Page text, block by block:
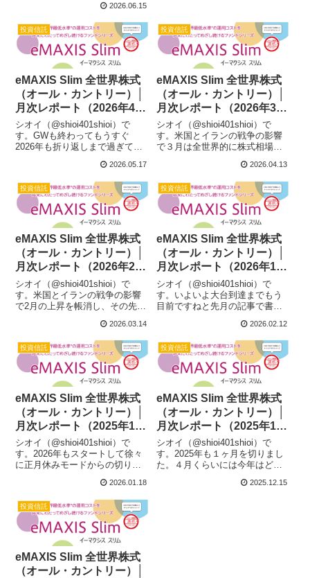
上場も控えていますし賑やかが
引き続き続いていきそうです
ね。大型IPOがその後どうなっ
ていくのかは神のみぞ知る...
2026.06.15
投資信託
eMAXIS Slim 全世界株式
（オール・カントリー）│
月次レポート（2026年4
月）
シオイ（@shioi401shioi）で
す。GWも終わってもうすぐ
2026年も折り返しまで過ぎてし
らず不穏な状況ながらも株式相
場は比較的好調に推移している
ようです。4月はその恩恵を受け
て基準価額も大きく押し上げ
て...
2026.05.17
投資信託
eMAXIS Slim 全世界株式
（オール・カントリー）│
月次レポート（2026年3
月）
シオイ（@shioi401shioi）で
す。米国とイランの戦争の影響
で３月は全世界的に株式相場は
時はいつもより口数多く買い付
けできたことをヨシとして、あ
まり投資成績については気にし
ないほうがいいですね。それで
は、...
2026.04.13
投資信託
eMAXIS Slim 全世界株式
（オール・カントリー）│
月次レポート（2026年2
月）
シオイ（@shioi401shioi）で
す。米国とイランの戦争の影響
で2月の上昇を帳消し、その先も
一時的に下げても翌日にはすぐ
に回復基調になったりと過去に
あったような大きな暴落はやっ
てきていませんが、それでもこ
れ...
2026.03.14
投資信託
eMAXIS Slim 全世界株式
（オール・カントリー）│
月次レポート（2026年1
月）
シオイ（@shioi401shioi）で
す。いよいよ大台到達までもう
目前ですねと先月の記事で書き
きましたね！！幅広く多くの人
に保有されるファンドに成長し
てくれてうれしい限りです。そ
れでは、eMAXIS Slim ...
2026.02.12
投資信託
eMAXIS Slim 全世界株式
（オール・カントリー）│
月次レポート（2025年12
月）
シオイ（@shioi401shioi）で
す。2026年もスタートして徐々
に正月休みモードからの切り替
か？株式相場は昨年からの調子
が続いてきているようですが、
引き続き仕事や家のことにてん
やわんやであまりニュースに追
い...
2026.01.18
投資信託
eMAXIS Slim 全世界株式
（オール・カントリー）│
月次レポート（2025年11
月）
シオイ（@shioi401shioi）で
す。2025年も１ヶ月を切りまし
た。４月くらいには今年はどう
後はなんだかんだと上昇してい
2025.12.15
投資信託
eMAXIS Slim 全世界株式
（オール・カントリー）│